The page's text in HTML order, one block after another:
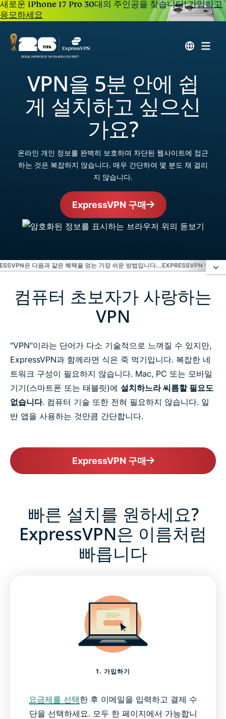
새로운 iPhone 17 Pro 30대의 주인공을 찾습니다!가입하고
응모하세요
VPN을 5분 안에 쉽
게 설치하고 싶으신
가요?
온라인 개인 정보를 완벽히 보호하며 차단된 웹사이트에 접근
하는 것은 복잡하지 않습니다. 매우 간단하여 몇 분도 채 걸리
지 않습니다.
ExpressVPN 구매
은 다음과 같은 혜택을 얻는 가장 쉬운 방법입니다...EXPRESSVPN 앱으로
컴퓨터 초보자가 사랑하는 VPN
빠른 설치를 원하세요? ExpressVPN은 이름처럼 빠릅
ExpressVPN은 다음과 같은 혜택을 얻는 가장 쉬운 방
법입니다...
ExpressVPN 앱으로 탭 한 번에 연결하세요
가장 쉬운 VPN 그 이상입니다
VPN 사용에 대해 더 자세히 알아보세요
컴퓨터 초보자가 사랑하는
VPN
"VPN"이라는 단어가 다소 기술적으로 느껴질 수 있지만,
ExpressVPN과 함께라면 식은 죽 먹기입니다. 복잡한 네
트워크 구성이 필요하지 않습니다. Mac, PC 또는 모바일
기기(스마트폰 또는 태블릿)에 설치하느라 씨름할 필요도
없습니다. 컴퓨터 기술 또한 전혀 필요하지 않습니다. 일
반 앱을 사용하는 것만큼 간단합니다.
ExpressVPN 구매
빠른 설치를 원하세요?
ExpressVPN은 이름처럼
빠릅니다
1. 가입하기
요금제를 선택한 후 이메일을 입력하고 결제 수
단을 선택하세요. 모두 한 페이지에서 가능합니